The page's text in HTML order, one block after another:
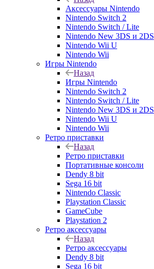
Аксессуары Nintendo
Nintendo Switch 2
Nintendo Switch / Lite
Nintendo New 3DS и 2DS
Nintendo Wii U
Nintendo Wii
Игры Nintendo
Назад
Игры Nintendo
Nintendo Switch 2
Nintendo Switch / Lite
Nintendo New 3DS и 2DS
Nintendo Wii U
Nintendo Wii
Ретро приставки
Назад
Ретро приставки
Портативные консоли
Dendy 8 bit
Sega 16 bit
Nintendo Classic
Playstation Classic
GameCube
Playstation 2
Ретро аксессуары
Назад
Ретро аксессуары
Dendy 8 bit
Sega 16 bit